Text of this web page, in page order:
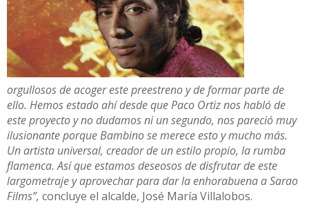
orgullosos de acoger este preestreno y de formar parte de
ello. Hemos estado ahí desde que Paco Ortiz nos habló de
este proyecto y no dudamos ni un segundo, nos pareció muy
ilusionante porque Bambino se merece esto y mucho más.
Un artista universal, creador de un estilo propio, la rumba
flamenca. Así que estamos deseosos de disfrutar de este
largometraje y aprovechar para dar la enhorabuena a Sarao
Films”, concluye el alcalde, José María Villalobos.